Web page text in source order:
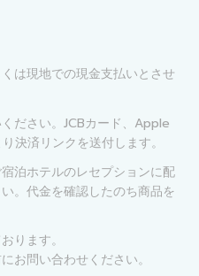
は現地での現金支払いとさせ
ださい。JCBカード、Apple
決済リンクを送付します。
泊ホテルのレセプションに配
。代金を確認したのち商品を
ります。
お問い合わせください。